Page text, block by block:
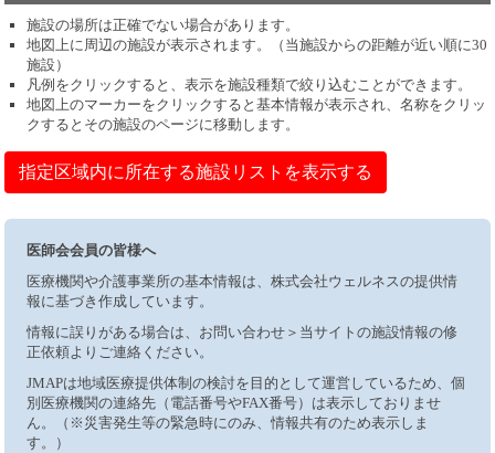
施設の場所は正確でない場合があります。
地図上に周辺の施設が表示されます。（当施設からの距離が近い順に30
施設）
凡例をクリックすると、表示を施設種類で絞り込むことができます。
地図上のマーカーをクリックすると基本情報が表示され、名称をクリッ
クするとその施設のページに移動します。
指定区域内に所在する施設リストを表示する
医師会会員の皆様へ
医療機関や介護事業所の基本情報は、株式会社ウェルネスの提供情
報に基づき作成しています。
情報に誤りがある場合は、お問い合わせ＞当サイトの施設情報の修
正依頼よりご連絡ください。
JMAPは地域医療提供体制の検討を目的として運営しているため、個
別医療機関の連絡先（電話番号やFAX番号）は表示しておりませ
ん。（※災害発生等の緊急時にのみ、情報共有のため表示しま
す。）